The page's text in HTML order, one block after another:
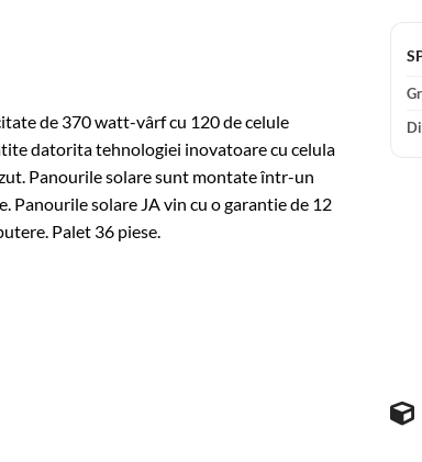
de 370 watt-vârf cu 120 de celule
datorita tehnologiei inovatoare cu celula
Panourile solare sunt montate într-un
Panourile solare JA vin cu o garantie de 12
Palet 36 piese.